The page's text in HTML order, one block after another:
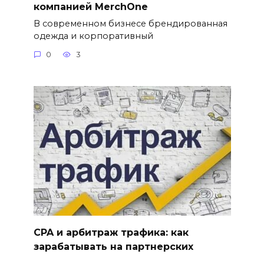
компанией MerchOne
В современном бизнесе брендированная
одежда и корпоративный
0 3
CPA и арбитраж трафика: как
зарабатывать на партнерских